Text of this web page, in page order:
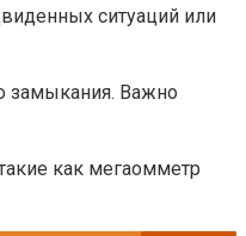
ситуаций или
замыкания. Важно
как мегаомметр